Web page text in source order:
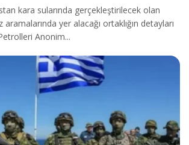
kara sularında gerçekleştirilecek olan
yer alacağı ortaklığın detayları
Anonim...